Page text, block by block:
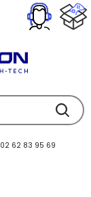
02 62 83 95 69